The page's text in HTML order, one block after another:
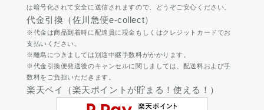
は暗号化されて安全に送信されますので、どうぞご安心ください。
代金引換（佐川急便e-collect）
※代金は商品到着時に配達員に現金もしくはクレジットカードでお
支払いください。
※離島につきましては別途中継手数料がかかります。
※代金引換便発送後のキャンセルに関しましては、配送料および手
数料をご負担いただきます。
楽天ペイ（楽天ポイントが貯まる！使える！）